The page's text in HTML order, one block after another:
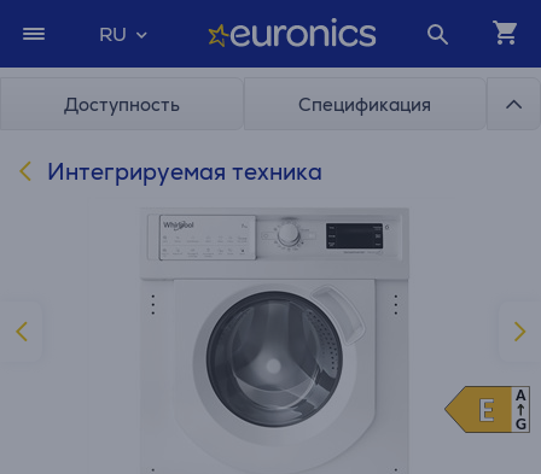
RU
Доступность Спецификация
Интегрируемая техника
E
E
A
G